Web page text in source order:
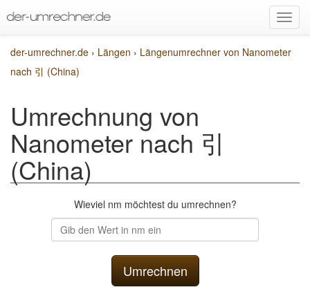
der-umrechner.de › Längen › Längenumrechner von Nanometer
nach 引 (China)
Umrechnung von
Nanometer nach 引
(China)
Wieviel nm möchtest du umrechnen?